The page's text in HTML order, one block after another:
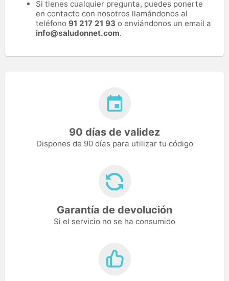
Si tienes cualquier pregunta, puedes ponerte
en contacto con nosotros llamándonos al
teléfono 91 217 21 93 o enviándonos un email a
info@saludonnet.com.
90 días de validez
Dispones de 90 días para utilizar tu código
Garantía de devolución
Si el servicio no se ha consumido